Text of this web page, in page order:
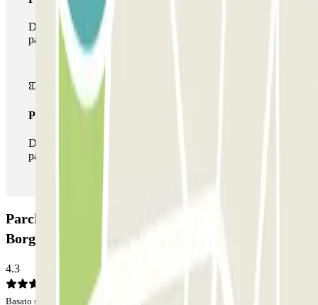
Durante il tuo soggiorno potrai usufruire dell'intera rete di
parcheggi disponibili su Parclick.
Pass illlimitato
Durante il tuo soggiorno potrai entrare e uscire dal
parcheggio tutte le volte che vorrai.
Parcheggio SABA Piazza di Spagna - Villa
Borghese: Opinioni
4.3
Basato su 263 opinioni